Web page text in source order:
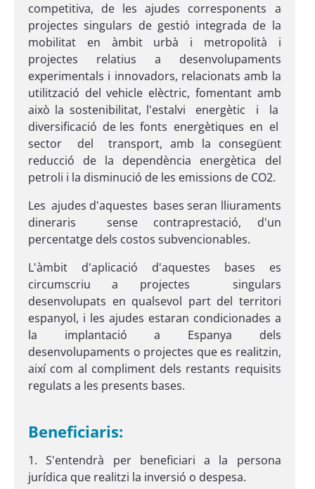
competitiva, de les ajudes corresponents a
projectes singulars de gestió integrada de la
mobilitat en àmbit urbà i metropolità i
projectes relatius a desenvolupaments
experimentals i innovadors, relacionats amb la
utilització del vehicle elèctric, fomentant amb
això la sostenibilitat, l'estalvi energètic i la
diversificació de les fonts energètiques en el
sector del transport, amb la consegüent
reducció de la dependència energètica del
petroli i la disminució de les emissions de CO2.
Les ajudes d'aquestes bases seran lliuraments
dineraris sense contraprestació, d'un
percentatge dels costos subvencionables.
L'àmbit d'aplicació d'aquestes bases es
circumscriu a projectes singulars
desenvolupats en qualsevol part del territori
espanyol, i les ajudes estaran condicionades a
la implantació a Espanya dels
desenvolupaments o projectes que es realitzin,
així com al compliment dels restants requisits
regulats a les presents bases.
Beneficiaris:
1. S'entendrà per beneficiari a la persona
jurídica que realitzi la inversió o despesa.